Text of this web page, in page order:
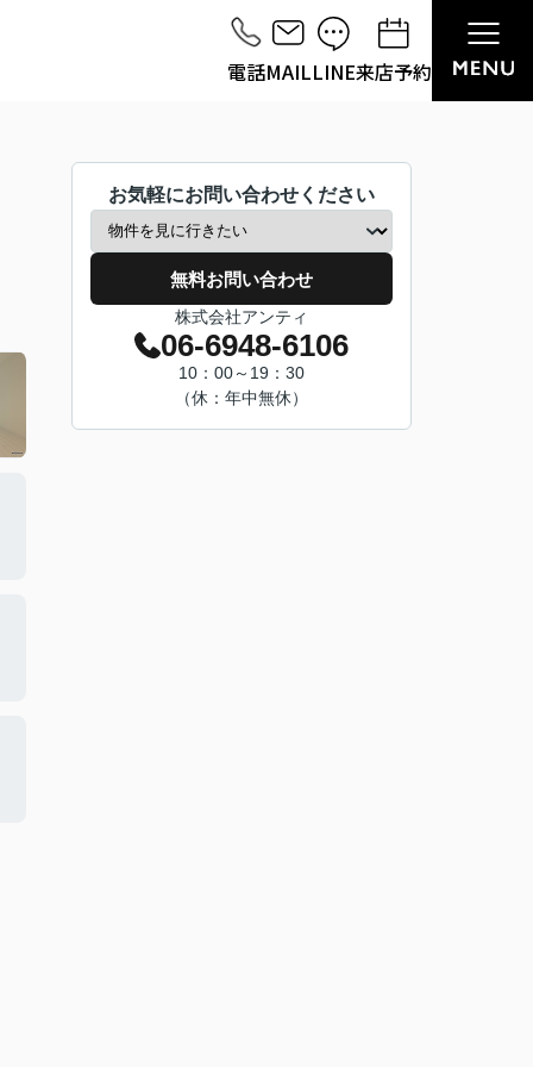
電話MAILLINE来店予約
お気軽にお問い合わせください
無料お問い合わせ
株式会社アンティ
06-6948-6106
10：00～19：30
（休：年中無休）